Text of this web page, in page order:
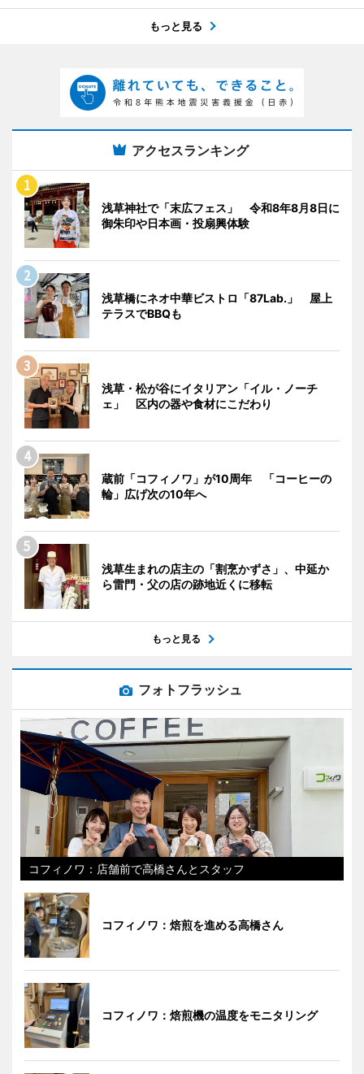
もっと見る
アクセスランキング
浅草神社で「末広フェス」 令和8年8月8日に
御朱印や日本画・投扇興体験
浅草橋にネオ中華ビストロ「87Lab.」 屋上
テラスでBBQも
浅草・松が谷にイタリアン「イル・ノーチ
ェ」 区内の器や食材にこだわり
蔵前「コフィノワ」が10周年 「コーヒーの
輪」広げ次の10年へ
浅草生まれの店主の「割烹かずさ」、中延か
ら雷門・父の店の跡地近くに移転
もっと見る
フォトフラッシュ
コフィノワ：店舗前で高橋さんとスタッフ
コフィノワ：焙煎を進める高橋さん
コフィノワ：焙煎機の温度をモニタリング